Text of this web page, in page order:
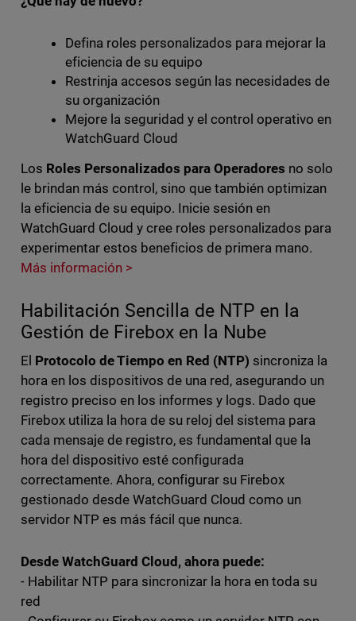
Defina roles personalizados para mejorar la
eficiencia de su equipo
Restrinja accesos según las necesidades de
su organización
Mejore la seguridad y el control operativo en
WatchGuard Cloud
Los Roles Personalizados para Operadores no solo
le brindan más control, sino que también optimizan
la eficiencia de su equipo. Inicie sesión en
WatchGuard Cloud y cree roles personalizados para
experimentar estos beneficios de primera mano.
Más información >
Habilitación Sencilla de NTP en la
Gestión de Firebox en la Nube
El Protocolo de Tiempo en Red (NTP) sincroniza la
hora en los dispositivos de una red, asegurando un
registro preciso en los informes y logs. Dado que
Firebox utiliza la hora de su reloj del sistema para
cada mensaje de registro, es fundamental que la
hora del dispositivo esté configurada
correctamente. Ahora, configurar su Firebox
gestionado desde WatchGuard Cloud como un
servidor NTP es más fácil que nunca.
Desde WatchGuard Cloud, ahora puede:
- Habilitar NTP para sincronizar la hora en toda su
red